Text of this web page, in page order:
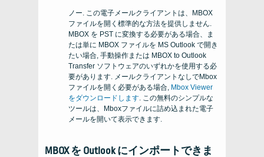
ノー. この電子メールクライアントは、MBOX
ファイルを開く標準的な方法を提供しません.
MBOX を PST に変換する必要がある場合、ま
たは単に MBOX ファイルを MS Outlook で開き
たい場合, 手動操作または MBOX to Outlook
Transfer ソフトウェアのいずれかを使用する必
要があります. メールクライアントなしでMbox
ファイルを開く必要がある場合, Mbox Viewer
をダウンロードします . この無料のシンプルな
ツールは、Mboxファイルに詰め込まれた電子
メールを開いて表示できます.
MBOX を Outlook にインポートできま